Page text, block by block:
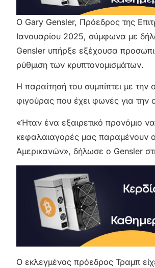
Ο Gary Gensler, Πρόεδρος της
Ιανουαρίου 2025, σύμφωνα με
Gensler υπήρξε εξέχουσα
ρύθμιση των κρυπτονομισμάτων.
Η παραίτησή του συμπίπτει με
φιγούρας που έχει φωνές για την
«Ήταν ένα εξαιρετικό προνόμιο
κεφαλαιαγορές μας παραμένουν
Αμερικανών», δήλωσε ο Gensler
Ο εκλεγμένος πρόεδρος Τραμπ